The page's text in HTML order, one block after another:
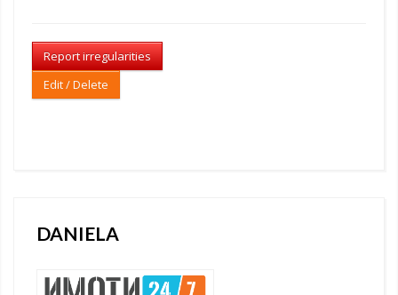
Report irregularities
Edit / Delete
DANIELA